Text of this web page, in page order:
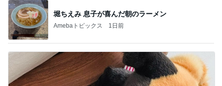
堀ちえみ 息子が喜んだ朝のラーメン
Amebaトピックス 1日前